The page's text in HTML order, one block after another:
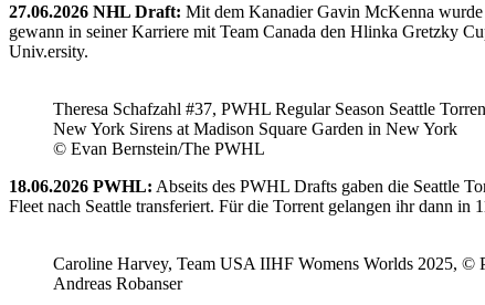
27.06.2026 NHL Draft: Mit dem Kanadier Gavin McKenna
gewann in seiner Karriere mit Team Canada den Hlinka Gretzky
Univ.ersity.
Theresa Schafzahl #37, PWHL Regular Season Seattle
New York Sirens at Madison Square Garden in New York
© Evan Bernstein/The PWHL
18.06.2026 PWHL: Abseits des PWHL Drafts gaben die Seattle
Fleet nach Seattle transferiert. Für die Torrent gelangen ihr dann
Caroline Harvey, Team USA IIHF Womens Worlds 2025, ©
Andreas Robanser